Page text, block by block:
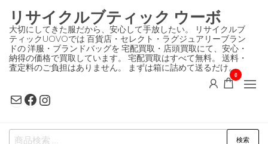
ン
テ
ン
ツ
リサイクルブティック ウーボ
大切にしてきた服だから、安心して手放したい。 リサイクルブ
ティックUOVOでは 百貨店・セレクト・ラグジュアリーブラン
ドの 洋服・ブランドバッグを 宅配買取・店頭買取にて、安心・
納得の価格で買取しています。 宅配買取はすべて無料。 送料・
査定料のご負担はありません。 まずは箱に詰めて送るだけ。
MailFacebook
Instagram
0
検
検索